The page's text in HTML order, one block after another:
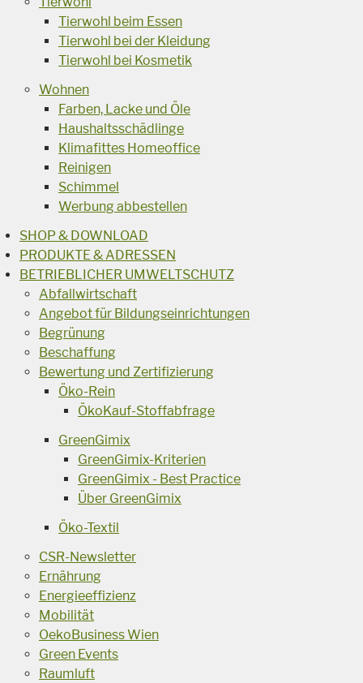
Tierwohl beim Essen
Tierwohl bei der Kleidung
Tierwohl bei Kosmetik
Wohnen
Farben, Lacke und Öle
Haushaltsschädlinge
Klimafittes Homeoffice
Reinigen
Schimmel
Werbung abbestellen
SHOP & DOWNLOAD
PRODUKTE & ADRESSEN
BETRIEBLICHER UMWELTSCHUTZ
Abfallwirtschaft
Angebot für Bildungseinrichtungen
Begrünung
Beschaffung
Bewertung und Zertifizierung
Öko-Rein
ÖkoKauf-Stoffabfrage
GreenGimix
GreenGimix-Kriterien
GreenGimix - Best Practice
Über GreenGimix
Öko-Textil
CSR-Newsletter
Ernährung
Energieeffizienz
Mobilität
OekoBusiness Wien
Green Events
Raumluft